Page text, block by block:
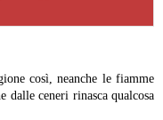
così, neanche le fiamme
dalle ceneri rinasca qualcosa